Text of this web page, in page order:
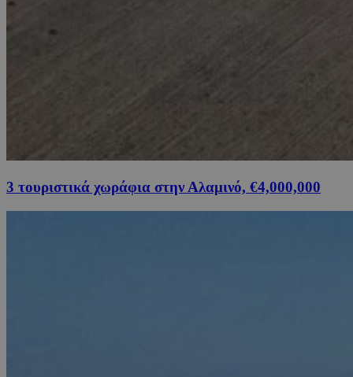
3 τουριστικά χωράφια στην Αλαμινό, €4,000,000